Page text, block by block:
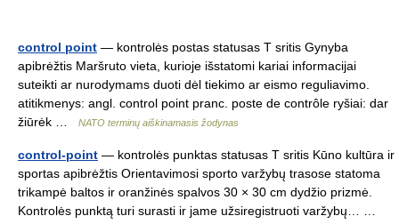
control point — kontrolės postas statusas T sritis Gynyba
apibrėžtis Maršruto vieta, kurioje išstatomi kariai informacijai
suteikti ar nurodymams duoti dėl tiekimo ar eismo reguliavimo.
atitikmenys: angl. control point pranc. poste de contrôle ryšiai: dar
žiūrėk …
NATO terminų aiškinamasis žodynas
control-point — kontrolės punktas statusas T sritis Kūno kultūra ir
sportas apibrėžtis Orientavimosi sporto varžybų trasose statoma
trikampė baltos ir oranžinės spalvos 30 × 30 cm dydžio prizmė.
Kontrolės punktą turi surasti ir jame užsiregistruoti varžybų… …